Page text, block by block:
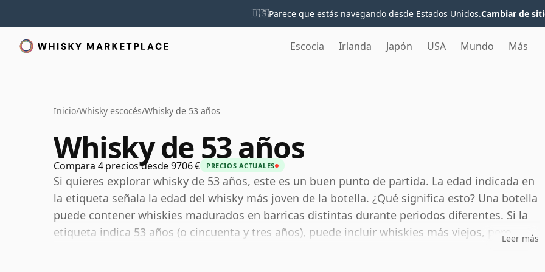
🇺🇸Parece que estás navegando desde Estados Unidos.Cambiar de
Escocia Irlanda Japón USA Mundo Más
Inicio/Whisky escocés/Whisky de 53 años
Whisky de 53 años
Compara 4 precios desde 9706 € PRECIOS ACTUALES
Si quieres explorar whisky de 53 años, este es un buen punto de partida. La edad indicada en
la etiqueta señala la edad del whisky más joven de la botella. ¿Qué significa esto? Una botella
puede contener whiskies madurados en barricas distintas durante periodos diferentes. Si la
etiqueta indica 53 años (o cincuenta y tres años), puede incluir whiskies más viejos, peroLeer más